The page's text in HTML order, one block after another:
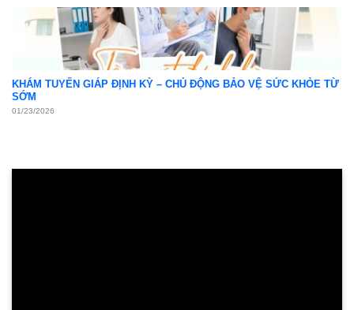
KHÁM TUYẾN GIÁP ĐỊNH KỲ – CHỦ ĐỘNG BẢO VỆ SỨC KHỎE TỪ
SỚM
01/23/2026